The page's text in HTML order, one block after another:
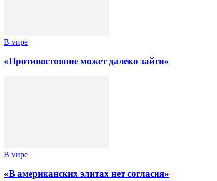
В мире
«Противостояние может далеко зайти»
В мире
«В американских элитах нет согласия»